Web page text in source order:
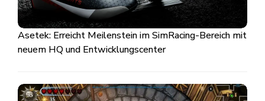
Asetek: Erreicht Meilenstein im SimRacing-Bereich mit
neuem HQ und Entwicklungscenter